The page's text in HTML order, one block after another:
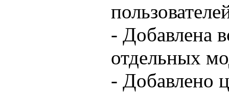
- Добавлена
отдельных
- Добавлено